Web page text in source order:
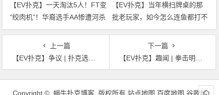
【EV扑克】一天淘汰5人！FT变
“绞肉机”！华裔选手AA惨遭河杀
出局！
【EV扑克】当年横扫牌桌的那
批老玩家，如今怎么连鱼都打不
过了
上一篇
【EV扑克】争议 | 扑克选手在EPT主赛FT的关键手牌中是否钻了规则的空子？
下一篇
【EV扑克】趣闻 | 拳击明星挑战超级对决，回应欠内马尔500万美元的债务传闻
文
Copyright © 蜗牛扑克博客 版权所有 站点地图 百度地图 谷歌地